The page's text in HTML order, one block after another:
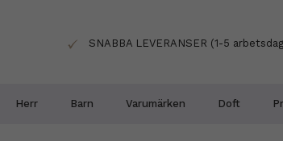
SNABBA LEVERANSER (1-5
Herr Barn Varumärken Doft